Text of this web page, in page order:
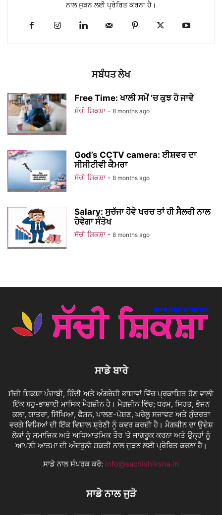
ਨਾਲ ਜੁੜਨ ਲਈ ਪ੍ਰੇਰਿਤ ਕਰਨਾ ਹੈ।
ਸਬੰਧਤ ਲੇਖ
Free Time: ਖਾਲੀ ਸਮੇਂ ’ਚ ਕੁਝ ਹੋ ਜਾਵੇ
ਸੱਚੀ ਸ਼ਿਕਸ਼ਾ - 8 months ago
God’s CCTV camera: ਈਸ਼ਵਰ ਦਾ
ਸੀਸੀਟੀਵੀ ਕੈਮਰਾ
ਸੱਚੀ ਸ਼ਿਕਸ਼ਾ - 8 months ago
Salary: ਸੁਚੱਜਾ ਹੋਵੇ ਖਰਚ ਤਾਂ ਹੀ ਸੈਲਰੀ ਨਾਲ
ਹੋਵੇਗਾ ਸੰਤੋਖ
ਸੱਚੀ ਸ਼ਿਕਸ਼ਾ - 8 months ago
ਸਾਡੇ ਬਾਰੇ
ਸੱਚੀ ਸ਼ਿਕਸ਼ਾ ਪੰਜਾਬੀ, ਹਿੰਦੀ ਅਤੇ ਅੰਗਰੇਜ਼ੀ ਭਾਸ਼ਾਵਾਂ ਵਿੱਚ ਪ੍ਰਕਾਸ਼ਿਤ ਹੋਣ ਵਾਲੀ
ਇੱਕ ਬਹੁ-ਭਾਸ਼ਾਈ ਮਾਸਿਕ ਮੈਗਜ਼ੀਨ ਹੈ। ਮੈਗਜ਼ੀਨ ਵਿੱਚ; ਧਰਮ, ਸਿਹਤ, ਭੋਜਨ
ਕਲਾ, ਯਾਤਰਾ, ਸਿੱਖਿਆ, ਫੈਸ਼ਨ, ਪਾਲਣ-ਪੋਸ਼ਣ, ਘਰੇਲੂ ਸਜਾਵਟ ਅਤੇ ਸੁੰਦਰਤਾ
ਵਰਗੇ ਵਿਸ਼ਿਆਂ ਦੀ ਇੱਕ ਵਿਸ਼ਾਲ ਸ਼੍ਰੇਣੀ ਨੂੰ ਕਵਰ ਕਰਦੀ ਹੈ। ਮੈਗਜ਼ੀਨ ਦਾ ਉਦੇਸ਼
ਲੋਕਾਂ ਨੂੰ ਸਮਾਜਿਕ ਅਤੇ ਅਧਿਆਤਮਿਕ ਤੌਰ 'ਤੇ ਜਾਗਰੂਕ ਕਰਨਾ ਅਤੇ ਉਨ੍ਹਾਂ ਨੂੰ
ਆਪਣੀ ਆਤਮਾ ਦੀ ਅੰਦਰੂਨੀ ਸ਼ਕਤੀ ਨਾਲ ਜੁੜਨ ਲਈ ਪ੍ਰੇਰਿਤ ਕਰਨਾ ਹੈ।
ਸਾਡੇ ਨਾਲ ਸੰਪਰਕ ਕਰੋ: info@sachishiksha.in
ਸਾਡੇ ਨਾਲ ਜੁੜੋ